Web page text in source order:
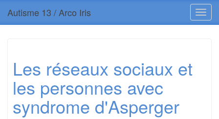
Autisme 13 / Arco Iris
Les réseaux sociaux et
les personnes avec
syndrome d'Asperger